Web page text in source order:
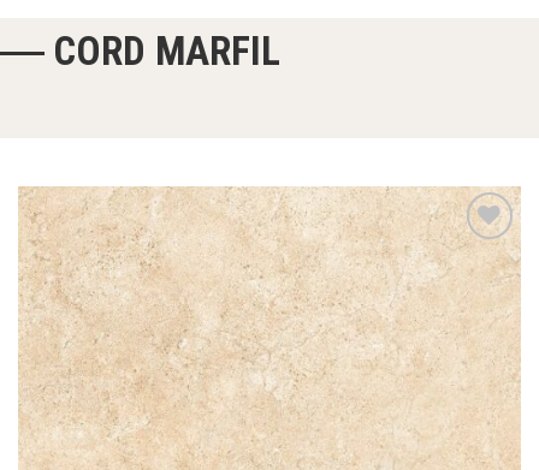
CORD MARFIL
Add to
wishlist